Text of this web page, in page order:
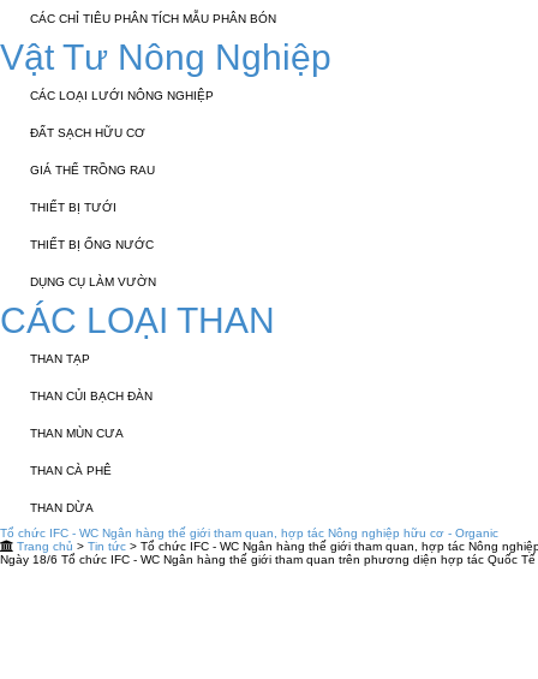
CÁC CHỈ TIÊU PHÂN TÍCH MẪU PHÂN BÓN
Vật Tư Nông Nghiệp
CÁC LOẠI LƯỚI NÔNG NGHIỆP
ĐẤT SẠCH HỮU CƠ
GIÁ THỂ TRỒNG RAU
THIẾT BỊ TƯỚI
THIẾT BỊ ỐNG NƯỚC
DỤNG CỤ LÀM VƯỜN
CÁC LOẠI THAN
THAN TẠP
THAN CỦI BẠCH ĐÀN
THAN MÙN CƯA
THAN CÀ PHÊ
THAN DỪA
Tổ chức IFC - WC Ngân hàng thế giới tham quan, hợp tác Nông nghiệp hữu cơ - Organic
Trang chủ > Tin tức > Tổ chức IFC - WC Ngân hàng thế giới tham quan, hợp tác Nông
Ngày 18/6 Tổ chức IFC - WC Ngân hàng thế giới tham quan trên phương diện hợp tác Quốc